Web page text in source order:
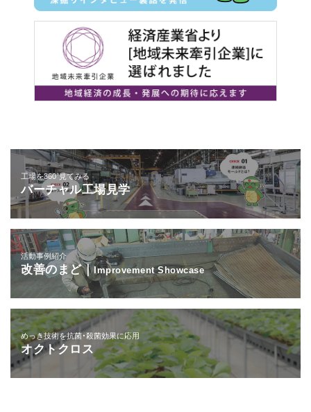
工場を360°見てみる
バーチャル工場見学
活動事例紹介
改善のまど｜Improvement Showcase
めっき技術を抗菌・殺菌効果に応用
オクトクロス